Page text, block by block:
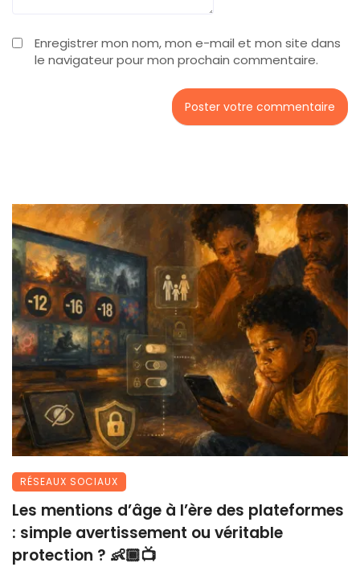
Enregistrer mon nom, mon e-mail et mon site dans
le navigateur pour mon prochain commentaire.
RÉSEAUX SOCIAUX
Les mentions d’âge à l’ère des plateformes
: simple avertissement ou véritable
protection ? 👶🏾📺